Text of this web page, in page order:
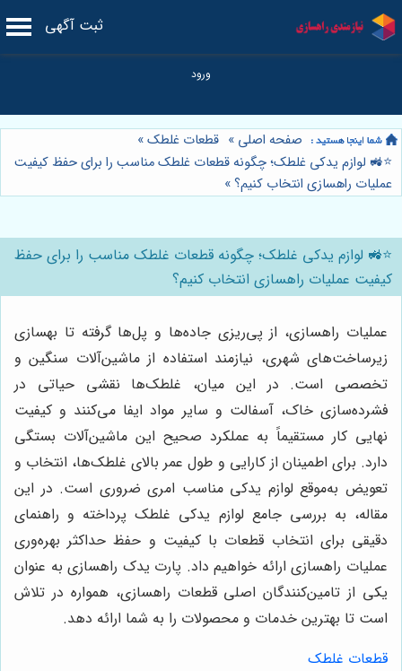
ثبت آگهی
صفحه اصلی » قطعات غلطک»
⭐️🚜 لوازم یدکی غلطک؛ چگونه قطعات غلطک مناسب را برای حفظ کیفیت
عملیات راهسازی انتخاب کنیم؟»
⭐️🚜 لوازم یدکی غلطک؛ چگونه قطعات غلطک مناسب را برای حفظ
کیفیت عملیات راهسازی انتخاب کنیم؟
عملیات راهسازی، از پی‌ریزی جاده‌ها و پل‌ها گرفته تا بهسازی
زیرساخت‌های شهری، نیازمند استفاده از ماشین‌آلات سنگین و
تخصصی است. در این میان، غلطک‌ها نقشی حیاتی در
فشرده‌سازی خاک، آسفالت و سایر مواد ایفا می‌کنند و کیفیت
نهایی کار مستقیماً به عملکرد صحیح این ماشین‌آلات بستگی
دارد. برای اطمینان از کارایی و طول عمر بالای غلطک‌ها، انتخاب و
تعویض به‌موقع لوازم یدکی مناسب امری ضروری است. در این
مقاله، به بررسی جامع لوازم یدکی غلطک پرداخته و راهنمای
دقیقی برای انتخاب قطعات با کیفیت و حفظ حداکثر بهره‌وری
عملیات راهسازی ارائه خواهیم داد. پارت یدک راهسازی به عنوان
یکی از تامین‌کنندگان اصلی قطعات راهسازی، همواره در تلاش
است تا بهترین خدمات و محصولات را به شما ارائه دهد.
قطعات غلطک